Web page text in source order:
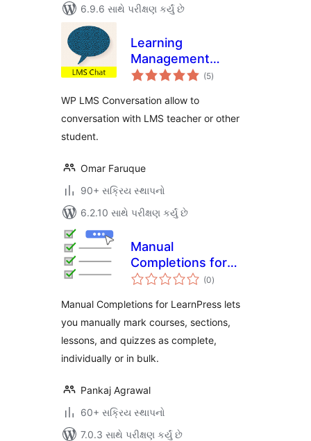
6.9.6 સાથે પરીક્ષણ કર્યું છે
Learning
Management
System (LMS) Chat
(5કુલ
રેટિંગ્સ
)
WP LMS Conversation allow to
conversation with LMS teacher or other
student.
Omar Faruque
90+ સક્રિય સ્થાપનો
6.2.10 સાથે પરીક્ષણ કર્યું છે
Manual
Completions for
LearnPress (0કુલ
રેટિંગ્સ
)
Manual Completions for LearnPress lets
you manually mark courses, sections,
lessons, and quizzes as complete,
individually or in bulk.
Pankaj Agrawal
60+ સક્રિય સ્થાપનો
7.0.3 સાથે પરીક્ષણ કર્યું છે